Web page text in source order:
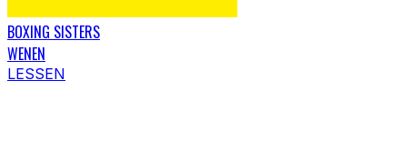
BOXING SISTERS
WENEN
LESSEN